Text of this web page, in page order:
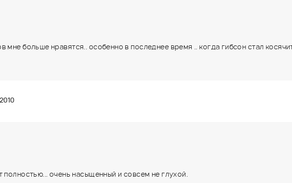
мне больше нравятся.. особенно в последнее время .. когда гибсон стал
полностью... очень насыщенный и совсем не глухой.